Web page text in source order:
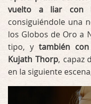
vuelto a liar con
consiguiéndole una
los Globos de Oro a
tipo, y también
Kujath Thorp, capaz
en la siguiente